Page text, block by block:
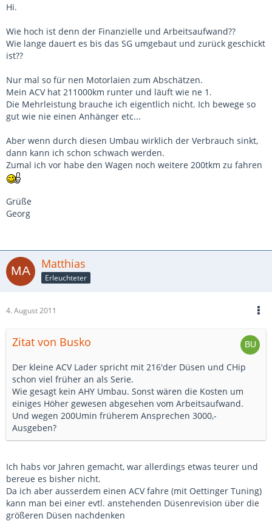
Hi.
Wie hoch ist denn der Finanzielle und Arbeitsaufwand??
Wie lange dauert es bis das SG umgebaut und zurück geschickt
ist??
Nur mal so für nen Motorlaien zum Abschätzen.
Mein ACV hat 211000km runter und läuft wie ne 1.
Die Mehrleistung brauche ich eigentlich nicht. Ich bewege so
gut wie nie einen Anhänger etc...
Aber wenn durch diesen Umbau wirklich der Verbrauch sinkt,
dann kann ich schon schwach werden.
Zumal ich vor habe den Wagen noch weitere 200tkm zu fahren
Grüße
Georg
Matthias
Erleuchteter
4. August 2011
Zitat von Busko
Der kleine ACV Lader spricht mit 216'der Düsen und CHip
schon viel früher an als Serie.
Wie gesagt kein AHY Umbau. Sonst wären die Kosten um
einiges Höher gewesen abgesehen vom Arbeitsaufwand.
Und wegen 200Umin früherem Ansprechen 3000,-
Ausgeben?
Ich habs vor Jahren gemacht, war allerdings etwas teurer und
bereue es bisher nicht.
Da ich aber ausserdem einen ACV fahre (mit Oettinger Tuning)
kann man bei einer evtl. anstehenden Düsenrevision über die
größeren Düsen nachdenken